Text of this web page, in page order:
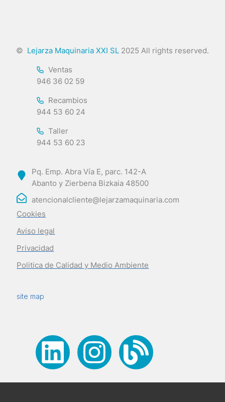
© Lejarza Maquinaria XXI SL 2025 All rights reserved.
Ventas
946 36 02 59
Recambios
944 53 60 24
Taller
944 53 60 23
Pq. Emp. Abra Vía E, parc. 142-A
Abanto y Zierbena Bizkaia 48500
atencionalcliente@lejarzamaquinaria.com
Cookies
Aviso legal
Privacidad
Politica de Calidad y Medio Ambiente
site map